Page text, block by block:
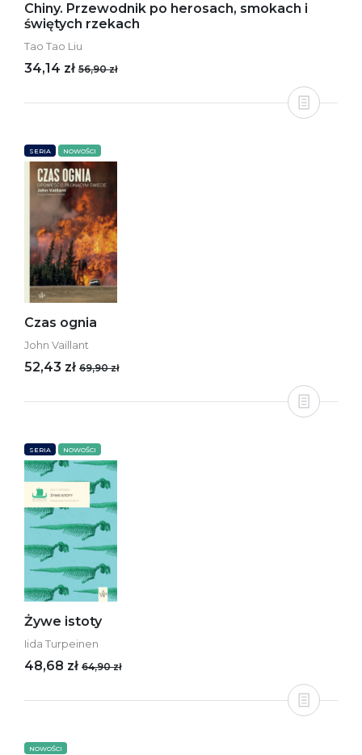
Chiny. Przewodnik po herosach, smokach i
świętych rzekach
Tao Tao Liu
34,14 zł 56,90 zł
SERIA NOWOŚCI
Czas ognia
John Vaillant
52,43 zł 69,90 zł
SERIA NOWOŚCI
Żywe istoty
Iida Turpeinen
48,68 zł 64,90 zł
NOWOŚCI